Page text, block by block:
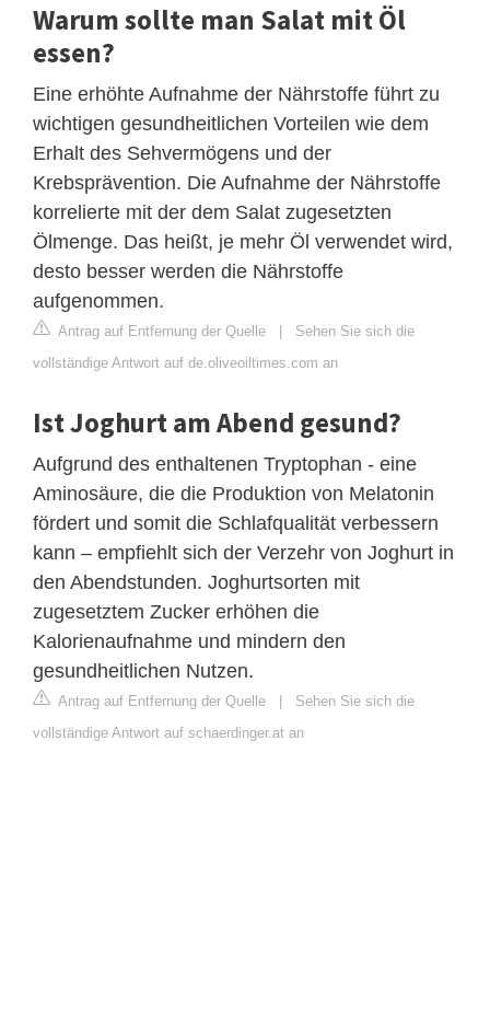
Warum sollte man Salat mit Öl
essen?
Eine erhöhte Aufnahme der Nährstoffe führt zu
wichtigen gesundheitlichen Vorteilen wie dem
Erhalt des Sehvermögens und der
Krebsprävention. Die Aufnahme der Nährstoffe
korrelierte mit der dem Salat zugesetzten
Ölmenge. Das heißt, je mehr Öl verwendet wird,
desto besser werden die Nährstoffe
aufgenommen.
Antrag auf Entfernung der Quelle | Sehen Sie sich die
vollständige Antwort auf de.oliveoiltimes.com an
Ist Joghurt am Abend gesund?
Aufgrund des enthaltenen Tryptophan - eine
Aminosäure, die die Produktion von Melatonin
fördert und somit die Schlafqualität verbessern
kann – empfiehlt sich der Verzehr von Joghurt in
den Abendstunden. Joghurtsorten mit
zugesetztem Zucker erhöhen die
Kalorienaufnahme und mindern den
gesundheitlichen Nutzen.
Antrag auf Entfernung der Quelle | Sehen Sie sich die
vollständige Antwort auf schaerdinger.at an